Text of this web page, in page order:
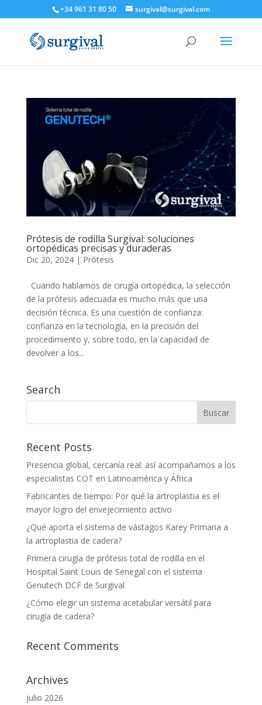
+34 961 31 80 50 surgival@surgival.com
Prótesis de rodilla Surgival: soluciones
ortopédicas precisas y duraderas
Dic 20, 2024| Prótesis
Cuando hablamos de cirugía ortopédica, la selección
de la prótesis adecuada es mucho más que una
decisión técnica. Es una cuestión de confianza:
confianza en la tecnología, en la precisión del
procedimiento y, sobre todo, en la capacidad de
devolver a los...
Search
Recent Posts
Presencia global, cercanía real: así acompañamos a los
especialistas COT en Latinoamérica y África
Fabricantes de tiempo: Por qué la artroplastia es el
mayor logro del envejecimiento activo
¿Qué aporta el sistema de vástagos Karey Primaria a
la artroplastia de cadera?
Primera cirugía de prótesis total de rodilla en el
Hospital Saint Louis de Senegal con el sistema
Genutech DCF de Surgival
¿Cómo elegir un sistema acetabular versátil para
cirugía de cadera?
Recent Comments
Archives
julio 2026